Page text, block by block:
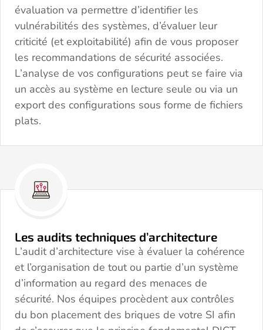
évaluation va permettre d’identifier les
vulnérabilités des systèmes, d’évaluer leur
criticité (et exploitabilité) afin de vous proposer
les recommandations de sécurité associées.
L’analyse de vos configurations peut se faire via
un accès au système en lecture seule ou via un
export des configurations sous forme de fichiers
plats.
Les audits techniques d’architecture
L’audit d’architecture vise à évaluer la cohérence
et l’organisation de tout ou partie d’un système
d’information au regard des menaces de
sécurité. Nos équipes procèdent aux contrôles
du bon placement des briques de votre SI afin